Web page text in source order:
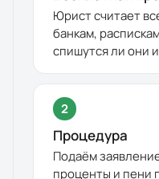
Юрист считает
банкам,
спишутся ли они
2
Процедура
Подаём
проценты и пени